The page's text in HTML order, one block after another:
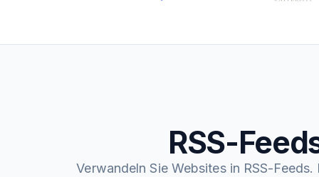
RSS-
Verwandeln Sie Websites in RSS-